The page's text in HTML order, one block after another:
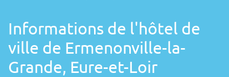
Informations de l'hôtel de
ville de Ermenonville-la-
Grande, Eure-et-Loir